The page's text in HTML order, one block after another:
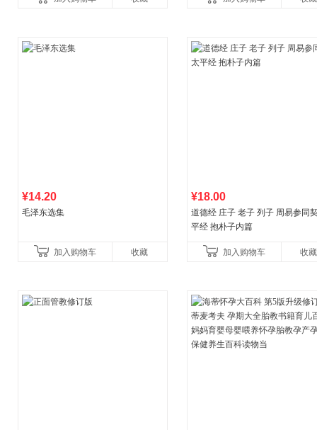
¥14.20
毛泽东选集
加入购物车 收藏
¥18.00
道德经 庄子 老子 列子 周易参同
平经 抱朴子内篇
加入购物车 收藏